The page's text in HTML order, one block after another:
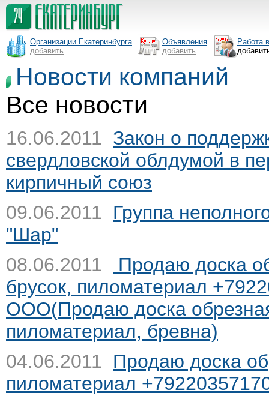
Организации Екатеринбурга
добавить
Объявления
добавить
Работа
Новости компаний
Все новости
16.06.2011 Закон о
свердловской облдумой в
кирпичный союз
09.06.2011 Группа
"Шар"
08.06.2011
Продаю доска
брусок, пиломатериал
ООО(Продаю доска
пиломатериал, бревна)
04.06.2011 Продаю доска
пиломатериал